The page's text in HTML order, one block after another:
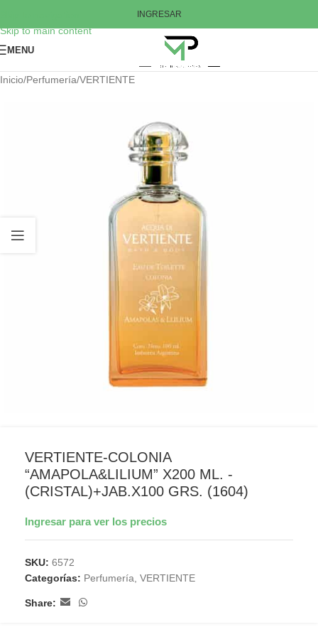
Skip to main content
INGRESAR
MENU
Inicio/Perfumería/VERTIENTE
VERTIENTE-COLONIA
“AMAPOLA&LILIUM” X200 ML. -
(CRISTAL)+JAB.X100 GRS. (1604)
Ingresar para ver los precios
SKU: 6572
Categorías: Perfumería VERTIENTE
Share: